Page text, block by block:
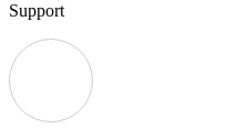
Support